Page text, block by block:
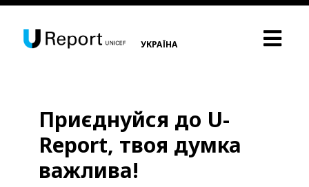
УКРАЇНА
Приєднуйся до U-
Report, твоя думка
важлива!